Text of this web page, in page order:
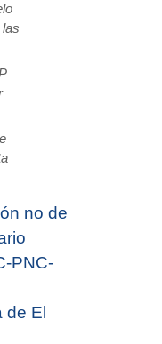
no de
PNC-
El